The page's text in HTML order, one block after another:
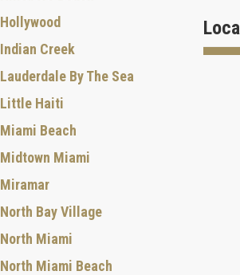
Hollywood
Indian Creek
Lauderdale By The Sea
Little Haiti
Miami Beach
Midtown Miami
Miramar
North Bay Village
North Miami
North Miami Beach